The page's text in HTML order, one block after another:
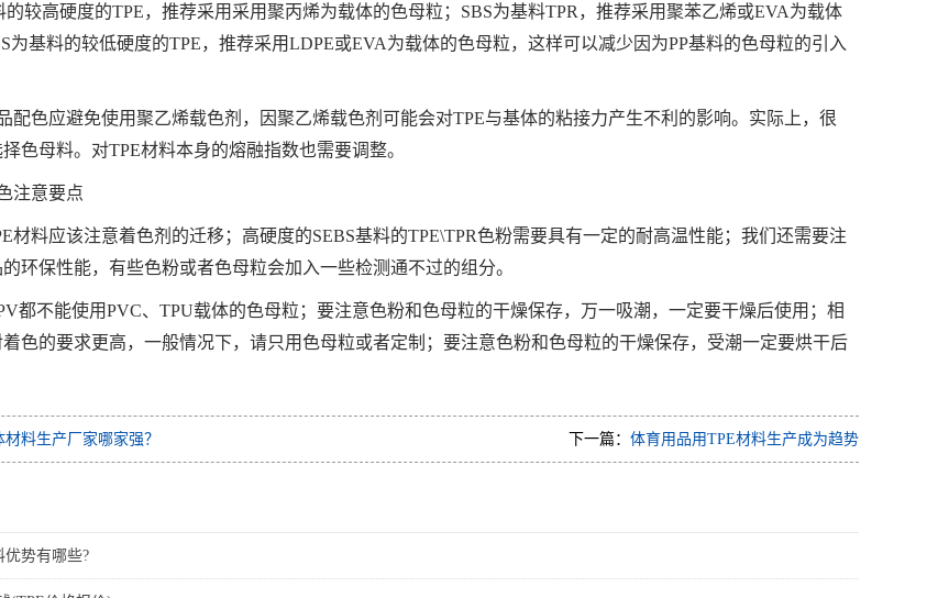
的较高硬度的TPE，推荐采用采用聚丙烯为载体的色母粒；SBS为基料TPR，推荐采用聚苯乙烯或EVA为载体
为基料的较低硬度的TPE，推荐采用LDPE或EVA为载体的色母粒，这样可以减少因为PP基料的色母粒的引入
配色应避免使用聚乙烯载色剂，因聚乙烯载色剂可能会对TPE与基体的粘接力产生不利的影响。实际上，很
色母料。对TPE材料本身的熔融指数也需要调整。
注意要点
材料应该注意着色剂的迁移；高硬度的SEBS基料的TPE\TPR色粉需要具有一定的耐高温性能；我们还需要注
环保性能，有些色粉或者色母粒会加入一些检测通不过的组分。
都不能使用PVC、TPU载体的色母粒；要注意色粉和色母粒的干燥保存，万一吸潮，一定要干燥后使用；相
色的要求更高，一般情况下，请只用色母粒或者定制；要注意色粉和色母粒的干燥保存，受潮一定要烘干后
料生产厂家哪家强？ 下一篇： 体育用品用TPE材料生产成为趋势
优势有哪些?